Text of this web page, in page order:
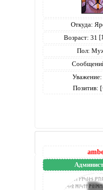
Откуда:
Возраст: 31
Пол:
Уважение:
Позитив: